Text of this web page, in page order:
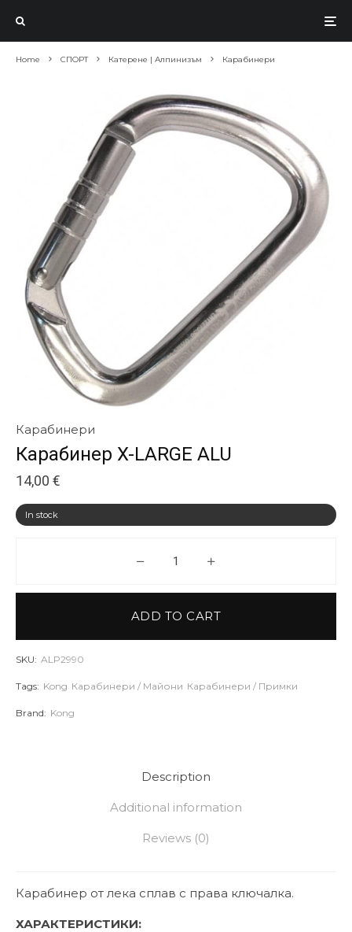
Home СПОРТ Катерене | Алпинизъм Карабинери
Карабинери
Карабинер X-LARGE ALU
14,00 €
In stock
Карабинер X-LARGE ALU
ADD TO CART
SKU: ALP2990
Tags: Kong Карабинери / Майони Карабинери / Примки
Brand: Kong
Description
Additional information
Reviews (0)
Карабинер от лека сплав с права ключалка.
ХАРАКТЕРИСТИКИ: